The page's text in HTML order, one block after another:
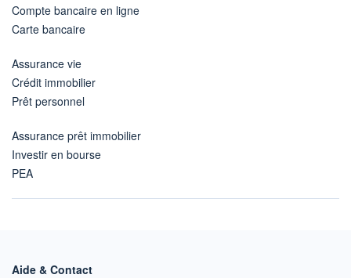
Compte bancaire en ligne
Carte bancaire
Assurance vie
Crédit immobilier
Prêt personnel
Assurance prêt immobilier
Investir en bourse
PEA
Aide & Contact